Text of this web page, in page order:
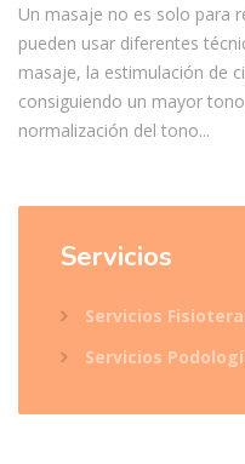
Un masaje no es solo para
pueden usar diferentes
masaje, la estimulación de
consiguiendo un mayor
normalización del tono...
Servicios
Servicios
Servicios